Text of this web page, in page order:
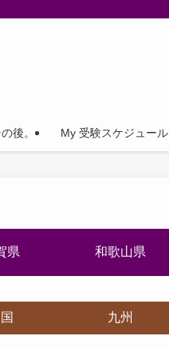
後。 My 受験スケジュール
県 和歌山県
九州